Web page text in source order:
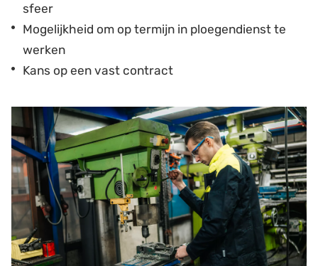
sfeer
Mogelijkheid om op termijn in ploegendienst te
werken
Kans op een vast contract